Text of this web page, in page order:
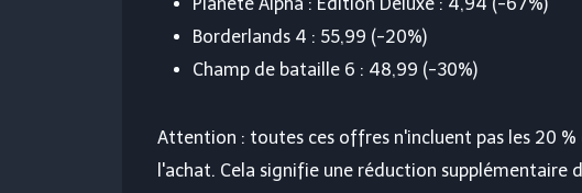
Borderlands 4 : 55,99 (-20%)
Champ de bataille 6 : 48,99 (-30%)
Attention : toutes ces offres n'incluent pas les 20 %
l'achat. Cela signifie une réduction supplémentaire